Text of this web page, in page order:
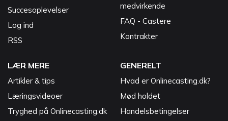
Succesoplevelser
Log ind
RSS
medvirkende
FAQ - Castere
Kontrakter
LÆR MERE
Artikler & tips
Læringsvideoer
Tryghed på Onlinecasting.dk
GENERELT
Hvad er Onlinecasting.dk?
Mød holdet
Handelsbetingelser